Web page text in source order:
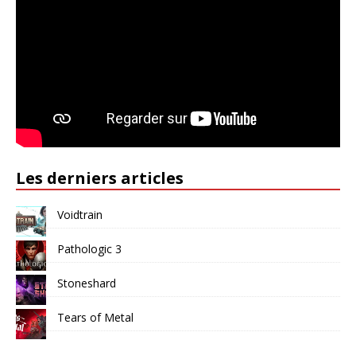
Les derniers articles
Voidtrain
Pathologic 3
Stoneshard
Tears of Metal